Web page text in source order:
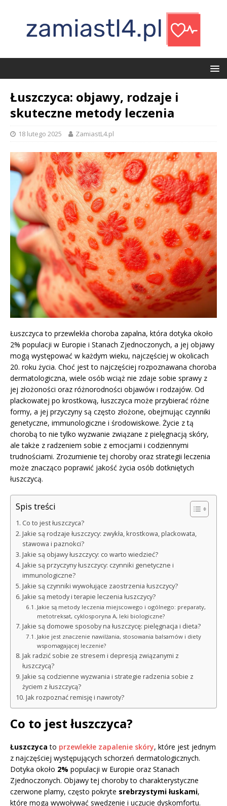
Łuszczyca: objawy, rodzaje i
skuteczne metody leczenia
18 lutego 2025 ZamiastL4.pl
Łuszczyca to przewlekła choroba zapalna, która dotyka około
2% populacji w Europie i Stanach Zjednoczonych, a jej objawy
mogą występować w każdym wieku, najczęściej w okolicach
20. roku życia. Choć jest to najczęściej rozpoznawana choroba
dermatologiczna, wiele osób wciąż nie zdaje sobie sprawy z
jej złożoności oraz różnorodności objawów i rodzajów. Od
plackowatej po krostkową, łuszczyca może przybierać różne
formy, a jej przyczyny są często złożone, obejmując czynniki
genetyczne, immunologiczne i środowiskowe. Życie z tą
chorobą to nie tylko wyzwanie związane z pielęgnacją skóry,
ale także z radzeniem sobie z emocjami i codziennymi
trudnościami. Zrozumienie tej choroby oraz strategii leczenia
może znacząco poprawić jakość życia osób dotkniętych
łuszczycą.
Spis treści
Co to jest łuszczyca?
Jakie są rodzaje łuszczycy: zwykła, krostkowa, plackowata,
stawowa i paznokci?
Jakie są objawy łuszczycy: co warto wiedzieć?
Jakie są przyczyny łuszczycy: czynniki genetyczne i
immunologiczne?
Jakie są czynniki wywołujące zaostrzenia łuszczycy?
Jakie są metody i terapie leczenia łuszczycy?
Jakie są metody leczenia miejscowego i ogólnego: preparaty,
metotreksat, cyklosporyna A, leki biologiczne?
Jakie są domowe sposoby na łuszczycę: pielęgnacja i dieta?
Jakie jest znaczenie nawilżania, stosowania balsamów i diety
wspomagającej leczenie?
Jak radzić sobie ze stresem i depresją związanymi z
łuszczycą?
Jakie są codzienne wyzwania i strategie radzenia sobie z
życiem z łuszczycą?
Jak rozpoznać remisję i nawroty?
Co to jest łuszczyca?
Łuszczyca to przewlekłe zapalenie skóry, które jest jednym
z najczęściej występujących schorzeń dermatologicznych.
Dotyka około 2% populacji w Europie oraz Stanach
Zjednoczonych. Objawy tej choroby to charakterystyczne
czerwone plamy, często pokryte srebrzystymi łuskami,
które mogą wywoływać swędzenie i uczucie dyskomfortu.